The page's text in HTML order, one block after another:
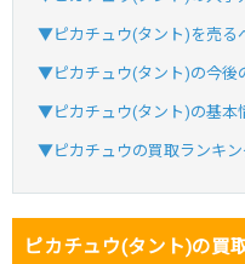
・atone・ペ
小
・新規登録
・初回購入は
▼ピカチュウ(タント)を売る
▼ピカチュウ(タント)の今後
▼ピカチュウ(タント)の基本
▼ピカチュウの買取ランキン
ピカチュウ(タント)の買